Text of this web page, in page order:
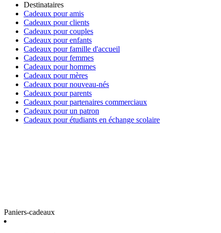
Destinataires
Cadeaux pour amis
Cadeaux pour clients
Cadeaux pour couples
Cadeaux pour enfants
Cadeaux pour famille d'accueil
Cadeaux pour femmes
Cadeaux pour hommes
Cadeaux pour mères
Cadeaux pour nouveau-nés
Cadeaux pour parents
Cadeaux pour partenaires commerciaux
Cadeaux pour un patron
Cadeaux pour étudiants en échange scolaire
Paniers-cadeaux